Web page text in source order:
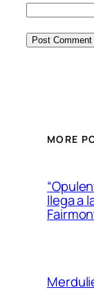
MORE
llega a